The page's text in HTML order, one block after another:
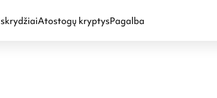
Atostogų kryptysPagalba